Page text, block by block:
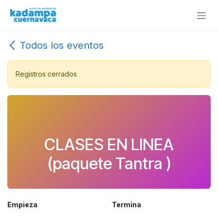
Ir al contenido
Todos los eventos
Registros cerrados
CLASES EN LINEA
(paquete Tantra )
Empieza Termina